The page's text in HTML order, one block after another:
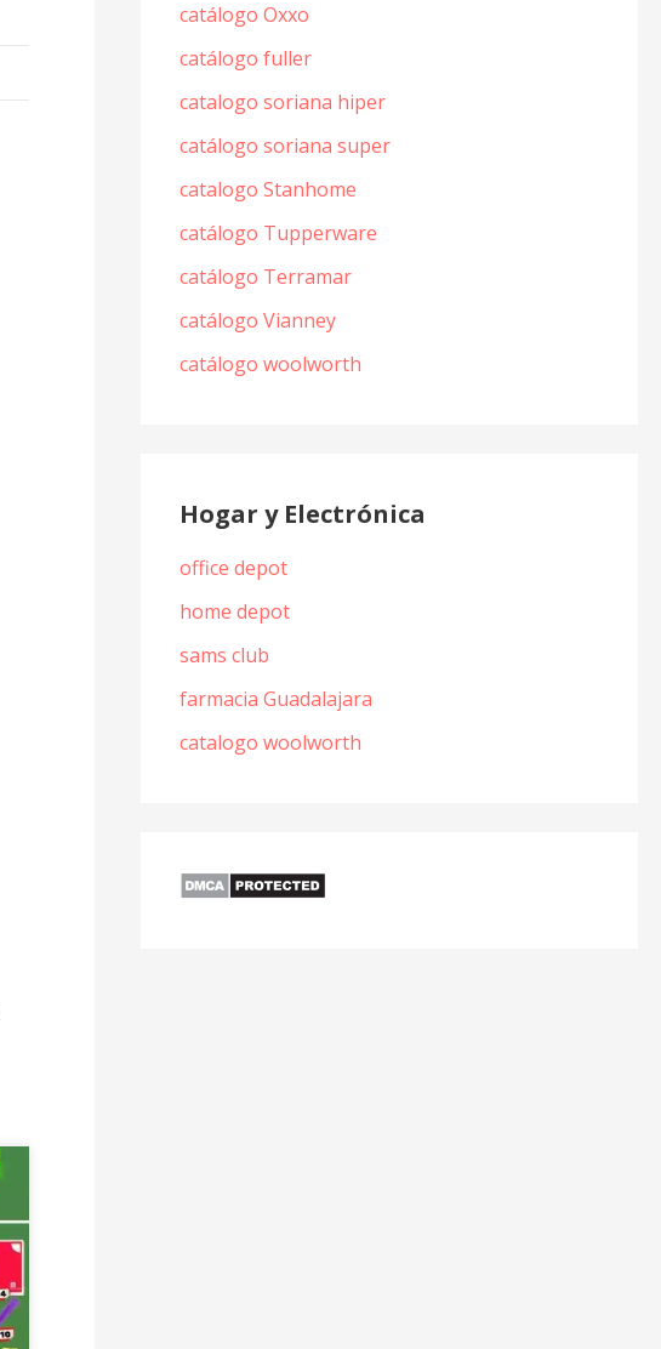
catálogo Oxxo
catálogo fuller
catalogo soriana hiper
catálogo soriana super
catalogo Stanhome
catálogo Tupperware
catálogo Terramar
catálogo Vianney
catálogo woolworth
Hogar y Electrónica
office depot
home depot
sams club
farmacia Guadalajara
catalogo woolworth